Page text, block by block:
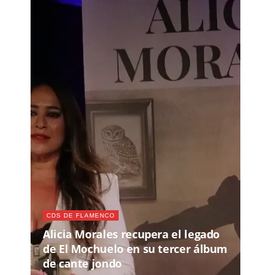
CDS DE FLAMENCO
Alicia Morales recupera el legado
de El Mochuelo en su tercer álbum
de cante jondo